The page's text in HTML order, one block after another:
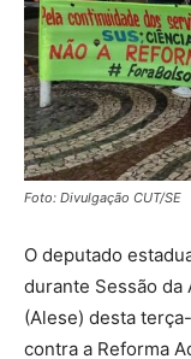
Foto: Divulgação CUT/SE
O deputado
durante Sessão da
(Alese) desta
contra a Reforma